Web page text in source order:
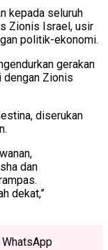
kepada seluruh
Zionis Israel, usir
politik-ekonomi.
gerakan
dengan Zionis
diserukan
dan
dekat,”
WhatsApp